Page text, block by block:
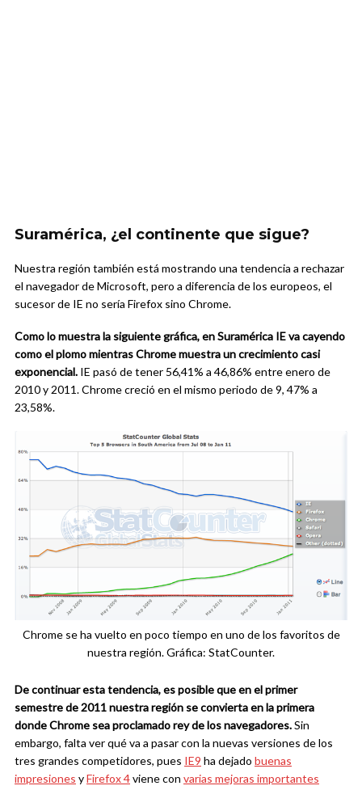
Suramérica, ¿el continente que sigue?
Nuestra región también está mostrando una tendencia a rechazar
el navegador de Microsoft, pero a diferencia de los europeos, el
sucesor de IE no sería Firefox sino Chrome.
Como lo muestra la siguiente gráfica, en Suramérica IE va cayendo
como el plomo mientras Chrome muestra un crecimiento casi
exponencial. IE pasó de tener 56,41% a 46,86% entre enero de
2010 y 2011. Chrome creció en el mismo periodo de 9, 47% a
23,58%.
Chrome se ha vuelto en poco tiempo en uno de los favoritos de
nuestra región. Gráfica: StatCounter.
De continuar esta tendencia, es posible que en el primer
semestre de 2011 nuestra región se convierta en la primera
donde Chrome sea proclamado rey de los navegadores.Sin
embargo, falta ver qué va a pasar con la nuevas versiones de los
tres grandes competidores, pues IE9 ha dejado buenas
impresiones yFirefox 4viene con varias mejoras importantes